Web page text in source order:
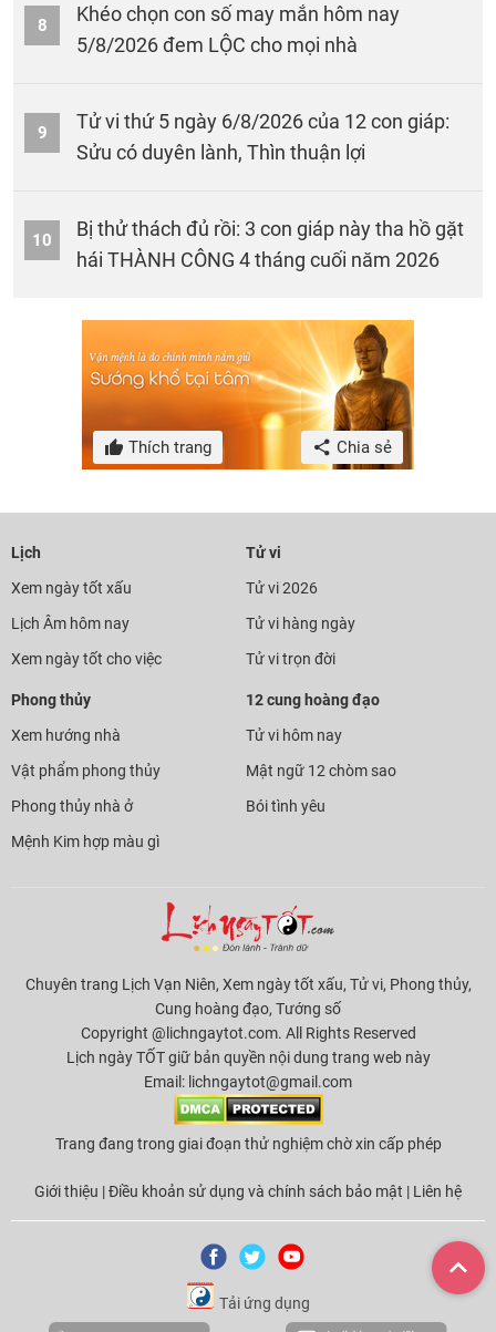
8
Khéo chọn con số may mắn hôm nay
5/8/2026 đem LỘC cho mọi nhà
9
Tử vi thứ 5 ngày 6/8/2026 của 12 con giáp:
Sửu có duyên lành, Thìn thuận lợi
10
Bị thử thách đủ rồi: 3 con giáp này tha hồ gặt
hái THÀNH CÔNG 4 tháng cuối năm 2026
Thích trang Chia sẻ
Lịch
Xem ngày tốt xấu
Lịch Âm hôm nay
Xem ngày tốt cho việc
Tử vi
Tử vi 2026
Tử vi hàng ngày
Tử vi trọn đời
Phong thủy
Xem hướng nhà
Vật phẩm phong thủy
Phong thủy nhà ở
Mệnh Kim hợp màu gì
12 cung hoàng đạo
Tử vi hôm nay
Mật ngữ 12 chòm sao
Bói tình yêu
Chuyên trang Lịch Vạn Niên, Xem ngày tốt xấu, Tử vi, Phong thủy,
Cung hoàng đạo, Tướng số
Copyright @lichngaytot.com. All Rights Reserved
Lịch ngày TỐT giữ bản quyền nội dung trang web này
Email: lichngaytot@gmail.com
Trang đang trong giai đoạn thử nghiệm chờ xin cấp phép
Giới thiệu |Điều khoản sử dụng và chính sách bảo mật | Liên hệ
Tải ứng dụng